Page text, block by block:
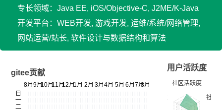
专长领域：Java EE, iOS/Objective-C, J2ME/K-Java
开发平台：WEB开发, 游戏开发, 运维/系统/网络管理,
网站运营/站长, 软件设计与数据结构和算法
gitee贡献
用户活跃度